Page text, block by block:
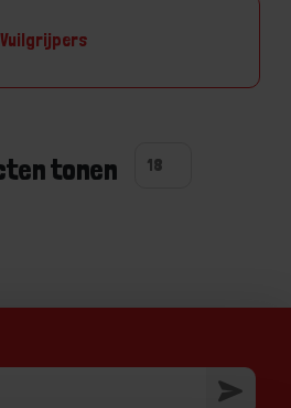
Vuilgrijpers
tonen